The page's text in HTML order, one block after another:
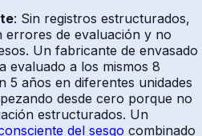
: Sin registros estructurados,
errores de evaluación y no
Un fabricante de envasado
evaluado a los mismos 8
5 años en diferentes unidades
desde cero porque no
estructurados. Un
del sesgo combinado